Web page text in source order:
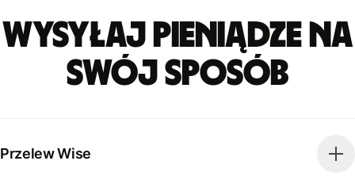
Wysyłaj pieniądze na
swój sposób
Przelew Wise